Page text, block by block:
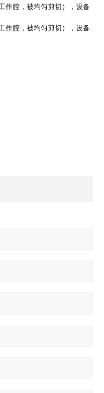
作腔，被均匀剪切），设备
作腔，被均匀剪切），设备